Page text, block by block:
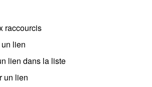
raccourcis
lien
lien dans la liste
un lien